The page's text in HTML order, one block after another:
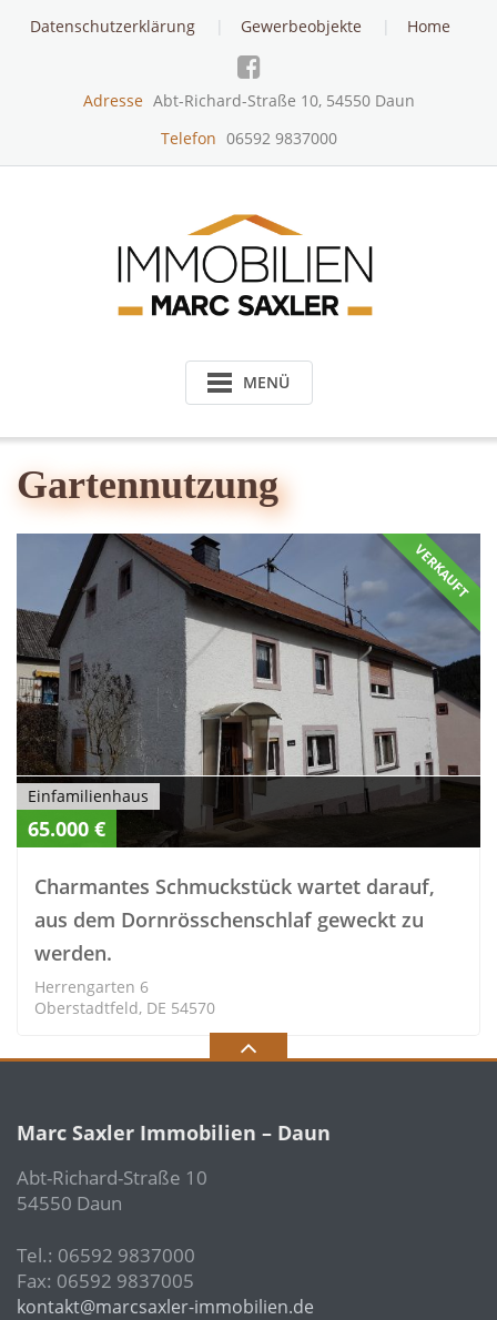
Datenschutzerklärung Gewerbeobjekte Home
Adresse Abt-Richard-Straße 10, 54550 Daun
Telefon 06592 9837000
MENÜ
Gartennutzung
VERKAUFT
Einfamilienhaus
65.000 €
Charmantes Schmuckstück wartet darauf,
aus dem Dornrösschenschlaf geweckt zu
werden.
Herrengarten 6
Oberstadtfeld, DE 54570
Marc Saxler Immobilien – Daun
Abt-Richard-Straße 10
54550 Daun
Tel.: 06592 9837000
Fax: 06592 9837005
kontakt@marcsaxler-immobilien.de